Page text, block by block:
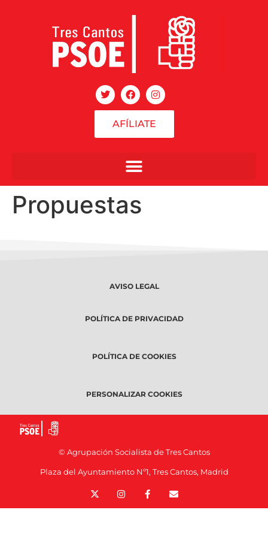
AFÍLIATE
Propuestas
AVISO LEGAL
POLÍTICA DE PRIVACIDAD
POLÍTICA DE COOKIES
PERSONALIZAR COOKIES
© Agrupación Socialista de Tres Cantos
Plaza del Ayuntamiento Nº1, Tres Cantos, Madrid